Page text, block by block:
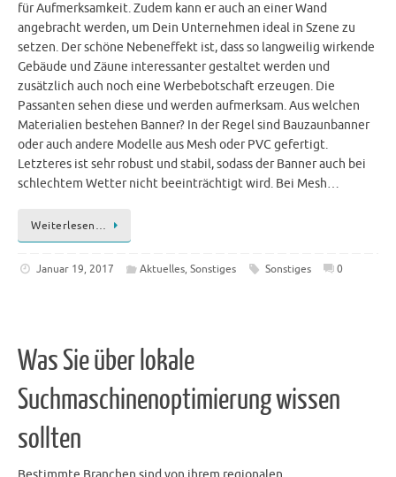
für Aufmerksamkeit. Zudem kann er auch an einer Wand
angebracht werden, um Dein Unternehmen ideal in Szene zu
setzen. Der schöne Nebeneffekt ist, dass so langweilig wirkende
Gebäude und Zäune interessanter gestaltet werden und
zusätzlich auch noch eine Werbebotschaft erzeugen. Die
Passanten sehen diese und werden aufmerksam. Aus welchen
Materialien bestehen Banner? In der Regel sind Bauzaunbanner
oder auch andere Modelle aus Mesh oder PVC gefertigt.
Letzteres ist sehr robust und stabil, sodass der Banner auch bei
schlechtem Wetter nicht beeinträchtigt wird. Bei Mesh…
Weiterlesen…
Januar 19, 2017 Aktuelles,Sonstiges Sonstiges 0
Was Sie über lokale
Suchmaschinenoptimierung wissen
sollten